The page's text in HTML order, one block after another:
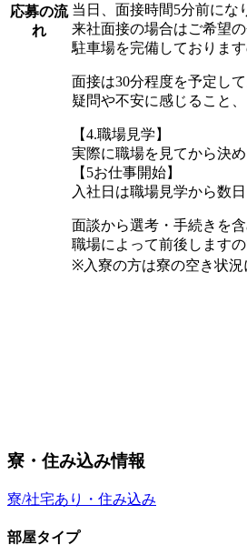
応募の流
れ
当日、面接時間5分前にな
来社面接の場合はご希望
駐車場を完備しておりま
面接は30分程度を予定し
疑問や不安に感じること
【4.職場見学】
実際に職場を見てから決
【5お仕事開始】
入社日は職場見学から数
面談から選考・手続きを
職場によって前後します
※入寮の方は寮の空き状
寮・住み込み情報
寮/社宅あり・住み込み
部屋タイプ